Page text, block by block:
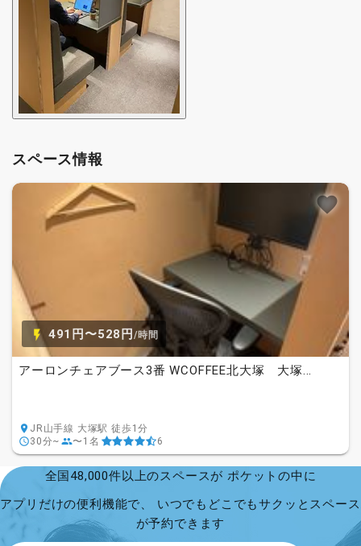
スペース情報
491円〜528円/時間
アーロンチェアブース3番 WCOFFEE北大塚 大塚...
JR山手線 大塚駅 徒歩1分
30分~
〜1名 6
全国48,000件以上のスペースが ポケットの中に
アプリだけの便利機能で、 いつでもどこでもサクッとスペース
が予約できます